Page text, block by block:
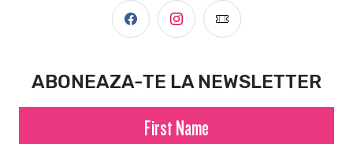
ABONEAZA-TE LA NEWSLETTER